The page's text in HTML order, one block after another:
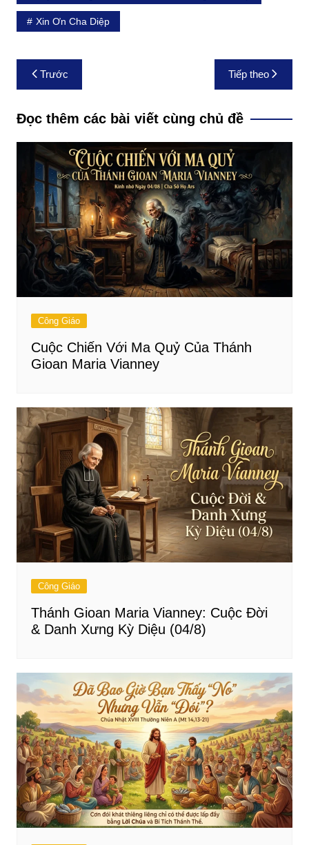
Xin Ơn Cha Diệp
Điều
hướng
bài
viết
Trước Tiếp theo
Đọc thêm các bài viết cùng chủ đề
Công Giáo
Cuộc Chiến Với Ma Quỷ Của Thánh
Gioan Maria Vianney
Công Giáo
Thánh Gioan Maria Vianney: Cuộc Đời
& Danh Xưng Kỳ Diệu (04/8)